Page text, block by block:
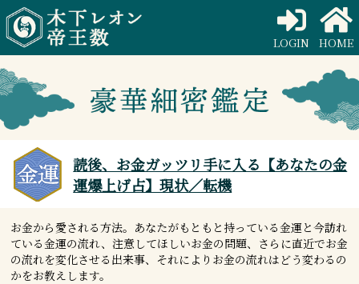
LOGIN HOME
読後、お金ガッツリ手に入る【あなたの金
運爆上げ占】現状／転機
お金から愛される方法。あなたがもともと持っている金運と今訪れ
ている金運の流れ、注意してほしいお金の問題、さらに直近でお金
の流れを変化させる出来事、それによりお金の流れはどう変わるの
かをお教えします。